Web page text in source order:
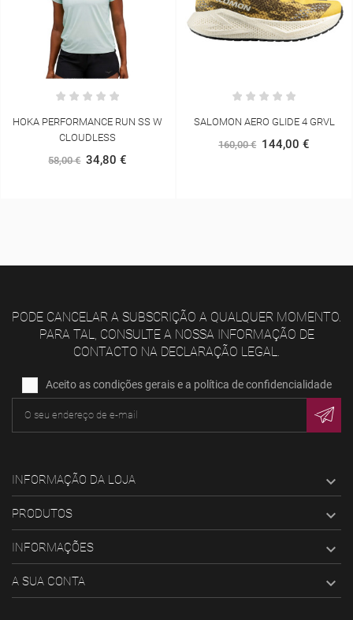
HOKA PERFORMANCE RUN SS W
CLOUDLESS
58,00 € 34,80 €
SALOMON AERO GLIDE 4 GRVL
160,00 € 144,00 €
PODE CANCELAR A SUBSCRIÇÃO A QUALQUER MOMENTO.
PARA TAL, CONSULTE A NOSSA INFORMAÇÃO DE
CONTACTO NA DECLARAÇÃO LEGAL.
Aceito as condições gerais e a política de confidencialidade
INFORMAÇÃO DA LOJA 
PRODUTOS 
INFORMAÇÕES 
A SUA CONTA 